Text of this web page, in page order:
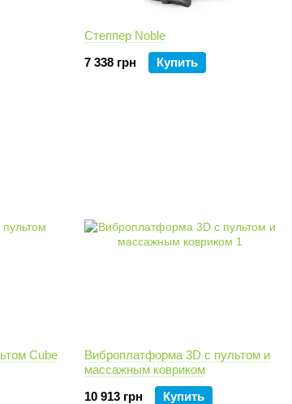
Степпер Noble
7 338 грн
Купить
Cube
Виброплатформа 3D с пультом и
массажным ковриком
10 913 грн
Купить